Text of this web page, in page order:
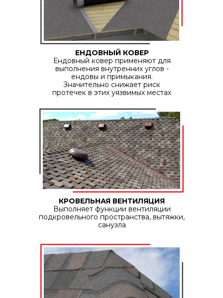
ЕНДОВНЫЙ КОВЕР
Ендовный ковер применяют для
выполнения внутренних углов -
ендовы и примыкания.
Значительно снижает риск
протечек в этих уязвимых местах
КРОВЕЛЬНАЯ ВЕНТИЛЯЦИЯ
Выполняет функции вентиляции
подкровельного пространства, вытяжки,
санузла